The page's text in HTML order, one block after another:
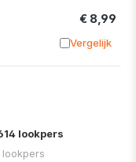
€ 8,99
Vergelijk
lookpers
& fruit • lookpers